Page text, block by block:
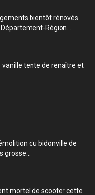
bientôt rénovés
Région...
vanille tente de renaître et
du bidonville de
grosse...
mortel de scooter cette